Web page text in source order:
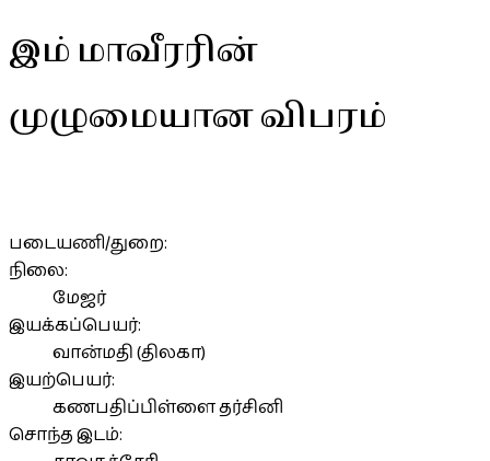
இம் மாவீரரின்
முழுமையான விபரம்
படையணி/துறை:
நிலை:
மேஜர்
இயக்கப்பெயர்:
வான்மதி (திலகா)
இயற்பெயர்:
கணபதிப்பிள்ளை தர்சினி
சொந்த இடம்: